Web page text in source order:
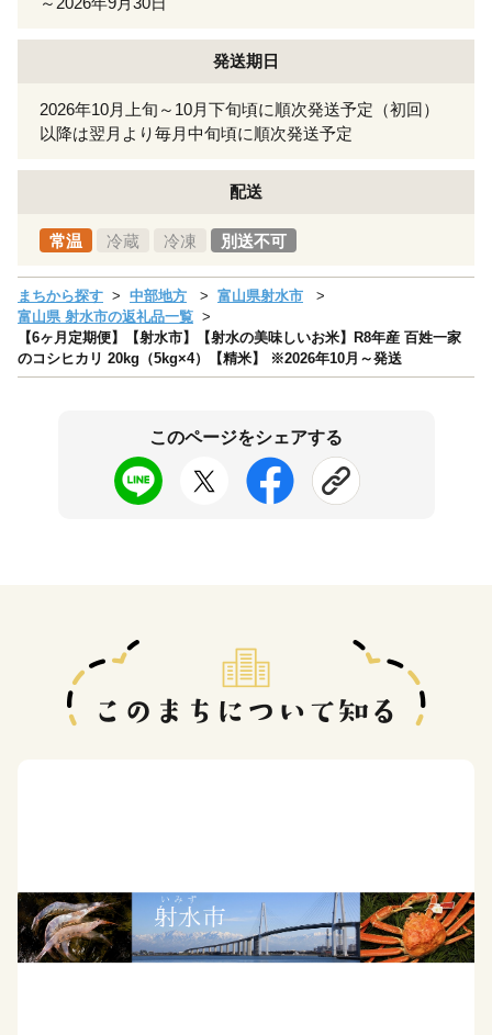
発送期日
2026年10月上旬～10月下旬頃に順次発送予定（初回）
以降は翌月より毎月中旬頃に順次発送予定
配送
常温 冷蔵 冷凍 別送不可
まちから探す 中部地方
富山県射水市
富山県 射水市の返礼品一覧
【6ヶ月定期便】【射水市】【射水の美味しいお米】R8年産 百姓一家
のコシヒカリ 20kg（5kg×4）【精米】 ※2026年10月～発送
このページをシェアする